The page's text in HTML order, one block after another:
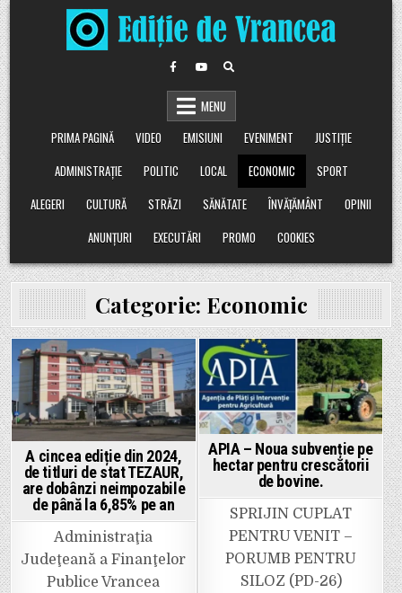
Skip
to
content
MENU
PRIMA PAGINĂ
VIDEO EMISIUNI EVENIMENT
JUSTIȚIE
ADMINISTRAȚIE
POLITIC LOCAL ECONOMIC
SPORT
ALEGERI
CULTURĂ STRĂZI SĂNĂTATE ÎNVĂȚĂMÂNT
OPINII
ANUNȚURI
EXECUTĂRI PROMO COOKIES
Categorie: Economic
Posted
in
A cincea ediție din 2024,
de titluri de stat TEZAUR,
are dobânzi neimpozabile
de până la 6,85% pe an
Administraţia
Judeţeană a Finanţelor
Publice Vrancea
Posted
in
APIA – Noua subvenție pe
hectar pentru crescătorii
de bovine.
SPRIJIN CUPLAT
PENTRU VENIT –
PORUMB PENTRU
SILOZ (PD-26)